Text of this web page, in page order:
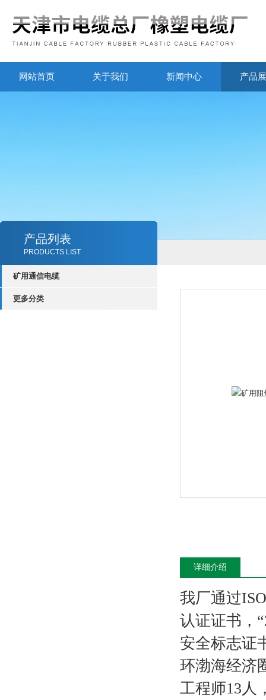
网站首页 关于我们 新闻中心 产品
产品列表
PRODUCTS LIST
矿用通信电缆
更多分类
详细介绍
我厂通过
认证证书，“
安全标志证
环渤海经济
工程师13人